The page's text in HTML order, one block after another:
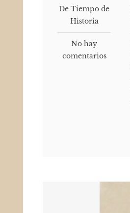
De Tiempo de
Historia
No hay
comentarios